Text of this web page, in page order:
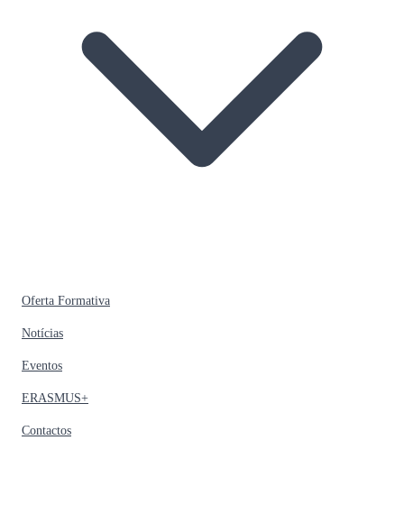
Oferta Formativa
Notícias
Eventos
ERASMUS+
Contactos